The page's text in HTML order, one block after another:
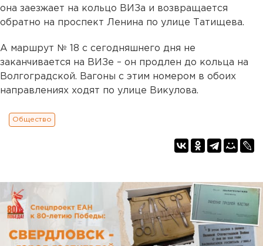
она заезжает на кольцо ВИЗа и возвращается
обратно на проспект Ленина по улице Татищева.
А маршрут № 18 с сегодняшнего дня не
заканчивается на ВИЗе – он продлен до кольца на
Волгоградской. Вагоны с этим номером в обоих
направлениях ходят по улице Викулова.
Общество